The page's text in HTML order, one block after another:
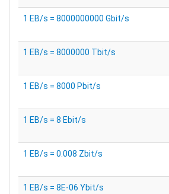
1 EB/s = 8000000000 Gbit/s
1 EB/s = 8000000 Tbit/s
1 EB/s = 8000 Pbit/s
1 EB/s = 8 Ebit/s
1 EB/s = 0.008 Zbit/s
1 EB/s = 8E-06 Ybit/s